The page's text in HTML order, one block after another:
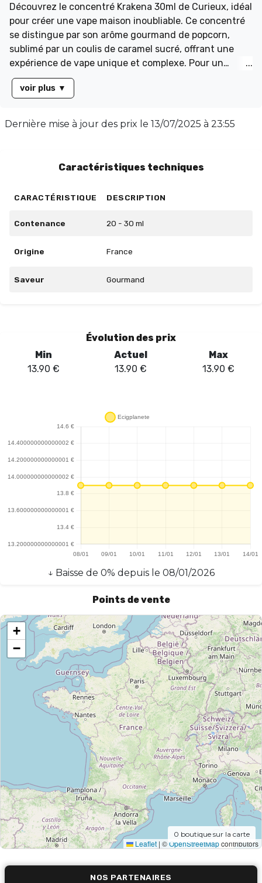
Découvrez le concentré Krakena 30ml de Curieux, idéal
pour créer une vape maison inoubliable. Ce concentré
se distingue par son arôme gourmand de popcorn,
sublimé par un coulis de caramel sucré, offrant une
expérience de vape unique et complexe. Pour un
résultat optimal, suivez ces dosages : 15% pour une
base PG/VG de 50/50, 22,5% pour une base de 30/70,
mélange entre 2 à 3 semaines pour révéler toute sa
voir plus ▼
Dernière mise à jour des prix le 13/07/2025 à 23:55
Caractéristiques techniques
CARACTÉRISTIQUE DESCRIPTION
Contenance 20 - 30 ml
Origine France
Saveur Gourmand
Évolution des prix
Min
13.90 €
Actuel
13.90 €
Max
13.90 €
↓ Baisse de 0% depuis le 08/01/2026
Points de vente
+
−
Leaflet | ©OpenStreetMapcontributors
0 boutique sur la carte
NOS PARTENAIRES